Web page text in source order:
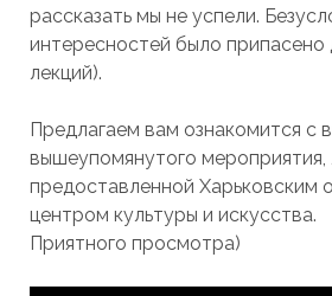
рассказать мы не успели. Без
интересностей было припасено
лекций).
Предлагаем вам ознакомится с
вышеупомянутого мероприятия,
предоставленной Харьковским
центром культуры и искусства.
Приятного просмотра)